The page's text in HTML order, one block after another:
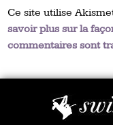
Ce site utilise
savoir plus sur la
commentaires sont